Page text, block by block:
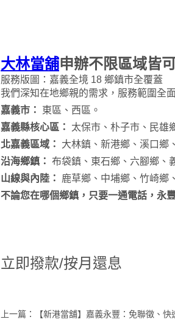
大林當舖申辦不限區域皆
服務版圖：嘉義全境 18 鄉鎮市全覆蓋
我們深知在地鄉親的需求，服務範圍全
嘉義市：
東區、西區。
嘉義縣核心區：
太保市、朴子市、民雄
北嘉義區域：
大林鎮、新港鄉、溪口鄉
沿海鄉鎮： 布袋鎮、東石鄉、六腳鄉、
山線與內陸：
鹿草鄉、中埔鄉、竹崎鄉
不論您在哪個鄉鎮，只要一通電話，永
立即撥款/按月還息
上一篇：
【新港當舖】嘉義永豐：免聯徵、快